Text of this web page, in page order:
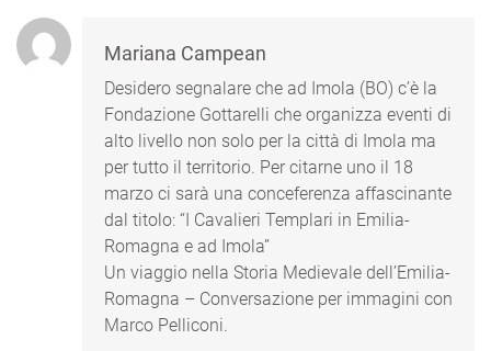
Mariana Campean
Desidero segnalare che ad Imola (BO) c’è la
Fondazione Gottarelli che organizza eventi di
alto livello non solo per la città di Imola ma
per tutto il territorio. Per citarne uno il 18
marzo ci sarà una conceferenza affascinante
dal titolo: “I Cavalieri Templari in Emilia-
Romagna e ad Imola”
Un viaggio nella Storia Medievale dell’Emilia-
Romagna – Conversazione per immagini con
Marco Pelliconi.